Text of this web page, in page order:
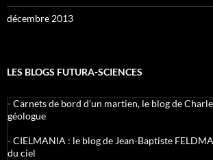
décembre 2013
LES BLOGS FUTURA-SCIENCES
-Carnets de bord d’un martien, le blog de
géologue
-CIELMANIA : le blog de Jean-Baptiste
du ciel